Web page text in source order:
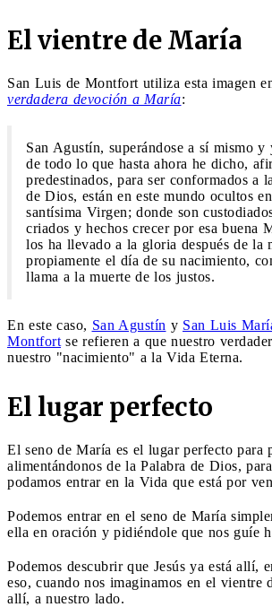
El vientre de María
San Luis de Montfort utiliza esta imagen
verdadera devoción a María:
San Agustín, superándose a sí mismo y
de todo lo que hasta ahora he dicho,
predestinados, para ser conformados a
de Dios, están en este mundo ocultos
santísima Virgen; donde son
criados y hechos crecer por esa buena
los ha llevado a la gloria después de la
propiamente el día de su nacimiento,
llama a la muerte de los justos.
En este caso, San Agustín y San Luis
Montfort se refieren a que nuestro
nuestro "nacimiento" a la Vida Eterna.
El lugar perfecto
El seno de María es el lugar perfecto para
alimentándonos de la Palabra de Dios,
podamos entrar en la Vida que está por
Podemos entrar en el seno de María
ella en oración y pidiéndole que nos guíe
Podemos descubrir que Jesús ya está allí,
eso, cuando nos imaginamos en el vientre
allí, a nuestro lado.